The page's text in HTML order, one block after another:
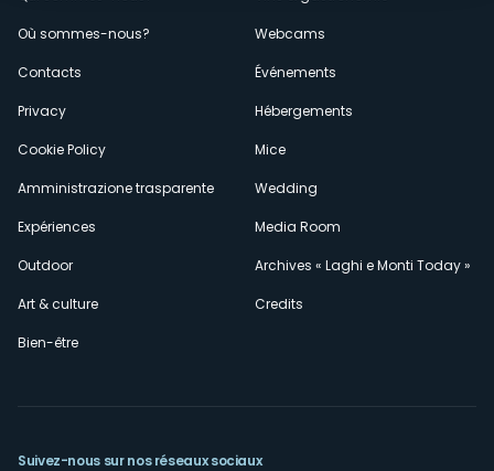
secondario
Où sommes-nous?
Contacts
Privacy
Cookie Policy
Amministrazione trasparente
Expériences
Outdoor
Art & culture
Bien-être
Webcams
Événements
Hébergements
Mice
Wedding
Media Room
Archives « Laghi e Monti Today »
Credits
Suivez-nous sur nos réseaux sociaux